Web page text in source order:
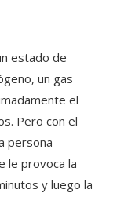
estado de
un gas
el
Pero con el
persona
le provoca la
y luego la